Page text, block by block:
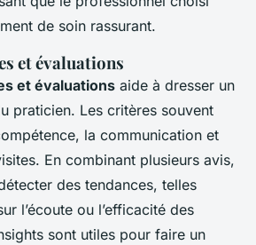
de soin rassurant.
et évaluations
et évaluations aide à dresser un
praticien. Les critères souvent
la communication et
En combinant plusieurs avis,
des tendances, telles
l’écoute ou l’efficacité des
sont utiles pour faire un